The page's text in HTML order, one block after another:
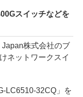
スイッチなどを
株式会社のブ
ネットワークスイ
LC6510-32CQ」を